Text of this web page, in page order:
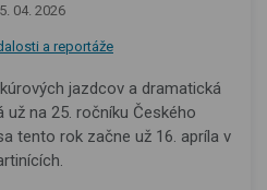
04. 2026
a reportáže
jazdcov a dramatická
už na 25. ročníku Českého
tento rok začne už 16. apríla v